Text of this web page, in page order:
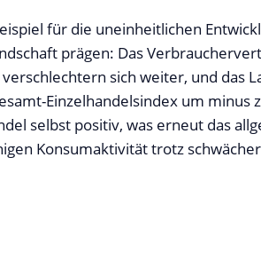
für die uneinheitlichen
prägen: Das
sich weiter, und das
Einzelhandelsindex um minus
selbst positiv, was erneut das
Konsumaktivität trotz